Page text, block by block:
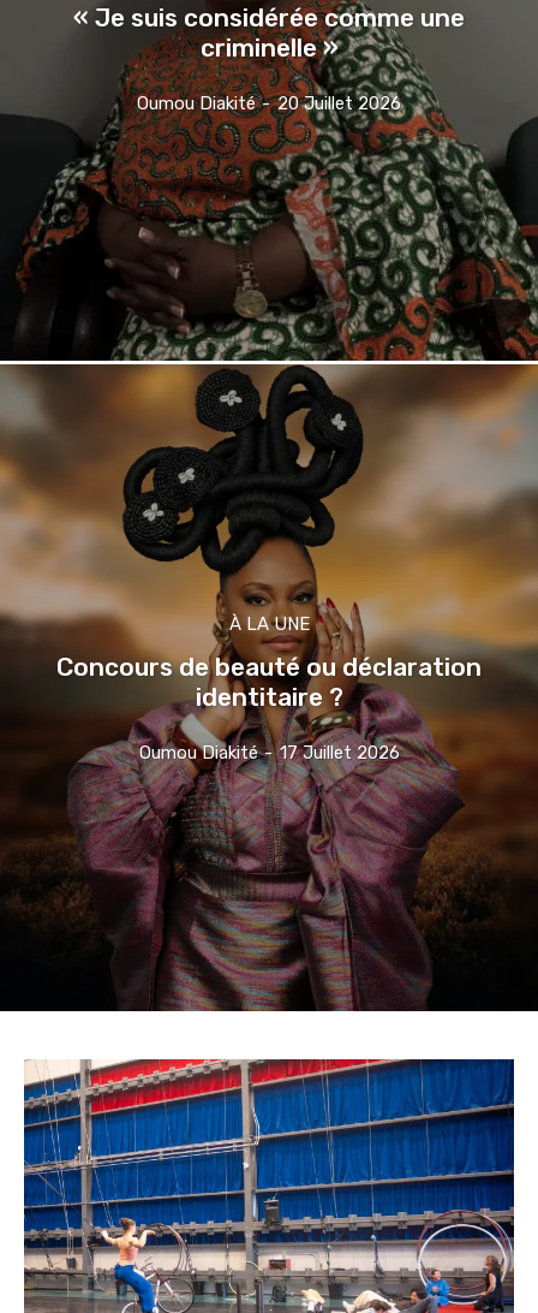
« Je suis considérée comme une
criminelle »
Oumou Diakité - 20 Juillet 2026
À LA UNE
Concours de beauté ou déclaration
identitaire ?
Oumou Diakité - 17 Juillet 2026